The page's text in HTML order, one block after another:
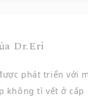
Dr.Eri
phát triển với
không tì vết ở cấp